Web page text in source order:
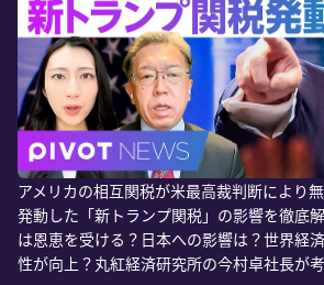
アメリカの相互関税が米最高裁判断により無
発動した「新トランプ関税」の影響を徹底
は恩恵を受ける？日本への影響は？世界経
性が向上？丸紅経済研究所の今村卓社長が考